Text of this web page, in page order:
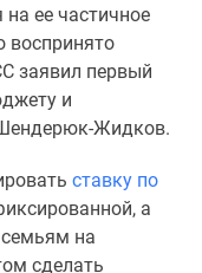
на ее частичное
воспринято
заявил первый
и
Жидков.
ставку по
а
на
сделать